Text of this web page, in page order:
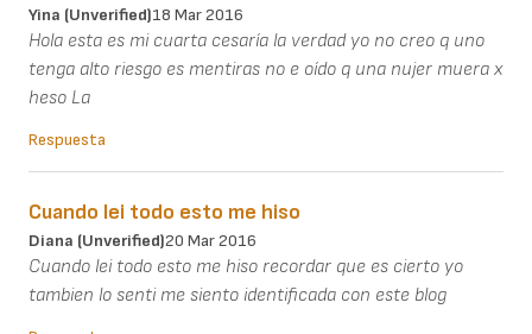
Yina (unverified)18 Mar 2016
Hola esta es mi cuarta cesaría la verdad yo no creo q uno
tenga alto riesgo es mentiras no e oído q una nujer muera x
heso La
Respuesta
Cuando lei todo esto me hiso
Diana (unverified)20 Mar 2016
Cuando lei todo esto me hiso recordar que es cierto yo
tambien lo senti me siento identificada con este blog